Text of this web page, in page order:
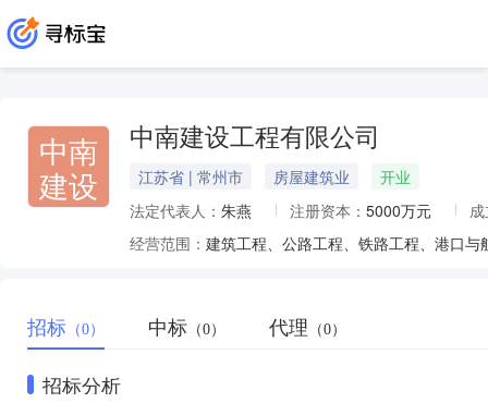
中南
建设
中南建设工程有限公司
江苏省 | 常州市 房屋建筑业
开业
法定代表人： 朱燕 注册资本： 5000万元
经营范围：
招标 （0） 中标 （0） 代理 （0）
招标分析